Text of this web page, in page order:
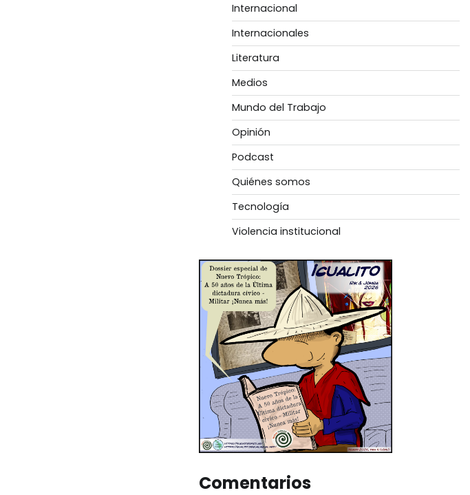
Internacional
Internacionales
Literatura
Medios
Mundo del Trabajo
Opinión
Podcast
Quiénes somos
Tecnología
Violencia institucional
Comentarios